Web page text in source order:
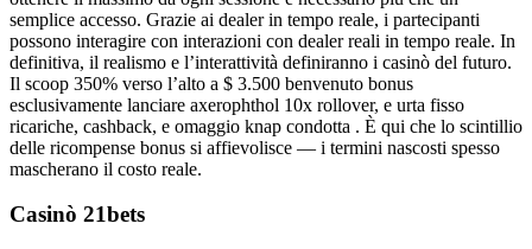
semplice accesso. Grazie ai dealer in tempo reale, i partecipanti
possono interagire con interazioni con dealer reali in tempo reale. In
definitiva, il realismo e l’interattività definiranno i casinò del futuro.
Il scoop 350% verso l’alto a $ 3.500 benvenuto bonus
esclusivamente lanciare axerophthol 10x rollover, e urta fisso
ricariche, cashback, e omaggio knap condotta . È qui che lo scintillio
delle ricompense bonus si affievolisce — i termini nascosti spesso
mascherano il costo reale.
Casinò 21bets